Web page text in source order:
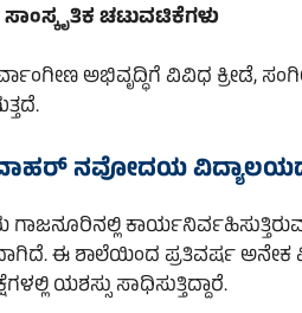
ಸಾಂಸ್ಕೃತಿಕ ಚಟುವಟಿಕೆಗಳು
ಅಭಿವೃದ್ಧಿಗೆ ವಿವಿಧ ಕ್ರೀಡೆ,
ನವೋದಯ
ಗಾಜನೂರಿನಲ್ಲಿ
ಈ ಶಾಲೆಯಿಂದ ಪ್ರತಿವರ್ಷ ಅನೇಕ
ಯಶಸ್ಸು ಸಾಧಿಸುತ್ತಿದ್ದಾರೆ.